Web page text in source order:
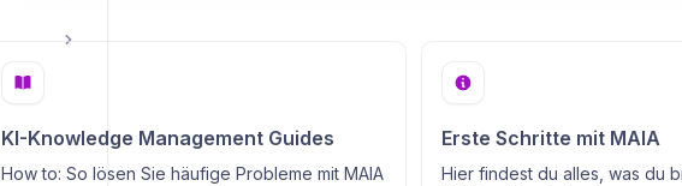
KI-Knowledge Management Guides
How to: So lösen Sie häufige Probleme mit MAIA
Erste Schritte mit MAIA
Hier findest du alles, was du